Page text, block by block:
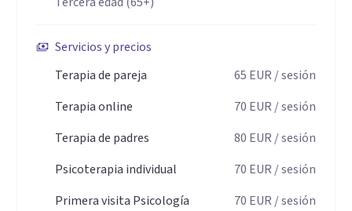
cada persona es única e irrepetible. Me he especializado en
tratamientos con resultados eficaces y duraderos. Trabajo
Dispongo de formación acreditada.
Especializada en terapia con niños y adolescentes.
Servicios y precios
Terapia de pareja
65 EUR / sesión
Terapia online
70 EUR / sesión
Terapia de padres
80 EUR / sesión
Psicoterapia individual
70 EUR / sesión
Primera visita Psicología
70 EUR / sesión